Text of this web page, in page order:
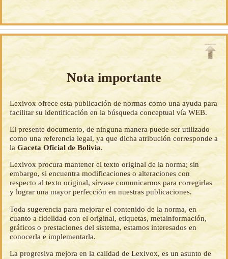
Nota importante
Lexivox ofrece esta publicación de normas como una ayuda para
facilitar su identificación en la búsqueda conceptual vía WEB.
El presente documento, de ninguna manera puede ser utilizado
como una referencia legal, ya que dicha atribución corresponde a
laGaceta Oficial de Bolivia.
Lexivox procura mantener el texto original de la norma; sin
embargo, si encuentra modificaciones o alteraciones con
respecto al texto original, sírvase comunicarnos para corregirlas
y lograr una mayor perfección en nuestras publicaciones.
Toda sugerencia para mejorar el contenido de la norma, en
cuanto a fidelidad con el original, etiquetas, metainformación,
gráficos o prestaciones del sistema, estamos interesados en
conocerla e implementarla.
La progresiva mejora en la calidad de Lexivox, es un asunto de